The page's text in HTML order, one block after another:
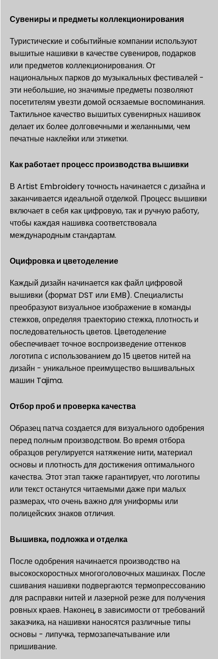
Сувениры и предметы коллекционирования
Туристические и событийные компании используют
вышитые нашивки в качестве сувениров, подарков
или предметов коллекционирования. От
национальных парков до музыкальных фестивалей -
эти небольшие, но значимые предметы позволяют
посетителям увезти домой осязаемые воспоминания.
Тактильное качество вышитых сувенирных нашивок
делает их более долговечными и желанными, чем
печатные наклейки или этикетки.
Как работает процесс производства вышивки
В Artist Embroidery точность начинается с дизайна и
заканчивается идеальной отделкой. Процесс вышивки
включает в себя как цифровую, так и ручную работу,
чтобы каждая нашивка соответствовала
международным стандартам.
Оцифровка и цветоделение
Каждый дизайн начинается как файл цифровой
вышивки (формат DST или EMB). Специалисты
преобразуют визуальное изображение в команды
стежков, определяя траекторию стежка, плотность и
последовательность цветов. Цветоделение
обеспечивает точное воспроизведение оттенков
логотипа с использованием до 15 цветов нитей на
дизайн - уникальное преимущество вышивальных
машин Tajima.
Отбор проб и проверка качества
Образец патча создается для визуального одобрения
перед полным производством. Во время отбора
образцов регулируется натяжение нити, материал
основы и плотность для достижения оптимального
качества. Этот этап также гарантирует, что логотипы
или текст останутся читаемыми даже при малых
размерах, что очень важно для униформы или
полицейских знаков отличия.
Вышивка, подложка и отделка
После одобрения начинается производство на
высокоскоростных многоголовочных машинах. После
сшивания нашивки подвергаются термопрессованию
для расправки нитей и лазерной резке для получения
ровных краев. Наконец, в зависимости от требований
заказчика, на нашивки наносятся различные типы
основы - липучка, термозапечатывание или
пришивание.